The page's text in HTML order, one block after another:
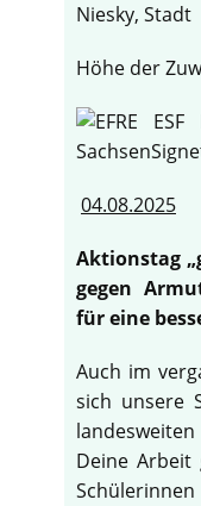
Niesky, Stadt
Höhe der
04.08.2025
Aktionstag
gegen
für eine
Auch im
sich unsere
Deine Arbeit